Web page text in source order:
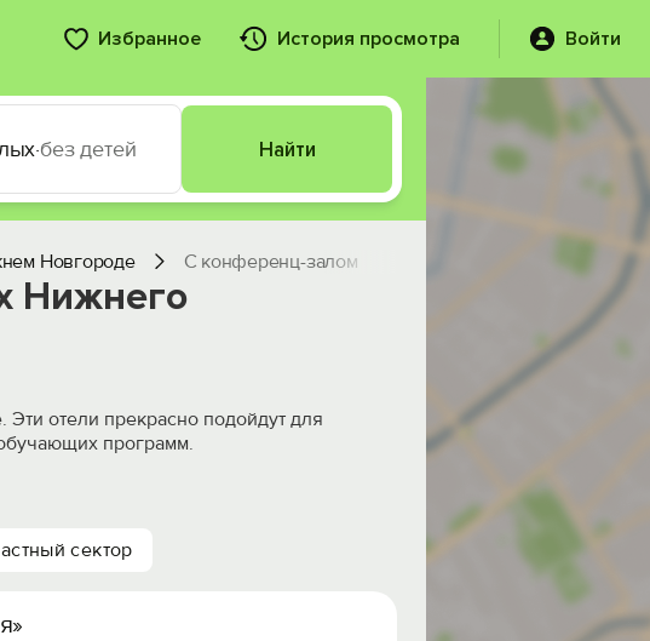
Избранное История просмотра Войти
·без детей Найти
Новгороде С конференц-залом
Нижнего
отели прекрасно подойдут для
программ.
сектор